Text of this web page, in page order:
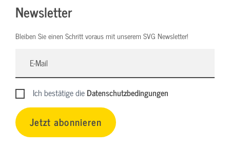
Newsletter
Bleiben Sie einen Schritt voraus mit unserem SVG Newsletter!
Ich bestätige dieDatenschutzbedingungen
Jetzt abonnieren